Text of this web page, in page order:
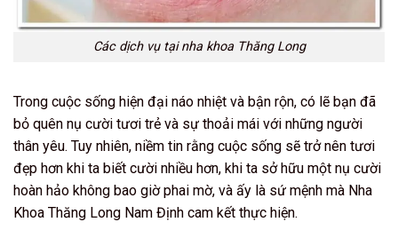
Các dịch vụ tại nha khoa Thăng Long
Trong cuộc sống hiện đại náo nhiệt và bận rộn, có lẽ bạn đã
bỏ quên nụ cười tươi trẻ và sự thoải mái với những người
thân yêu. Tuy nhiên, niềm tin rằng cuộc sống sẽ trở nên tươi
đẹp hơn khi ta biết cười nhiều hơn, khi ta sở hữu một nụ cười
hoàn hảo không bao giờ phai mờ, và ấy là sứ mệnh mà Nha
Khoa Thăng Long Nam Định cam kết thực hiện.